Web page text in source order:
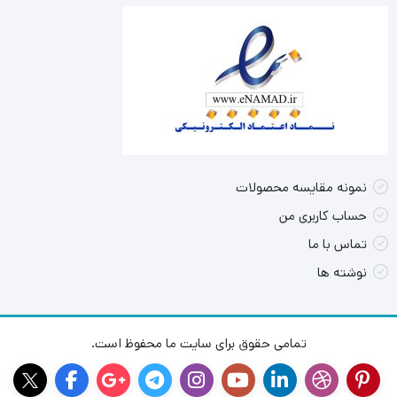
نمونه مقایسه محصولات
حساب کاربری من
تماس با ما
نوشته ها
تمامی حقوق برای سایت ما محفوظ است.